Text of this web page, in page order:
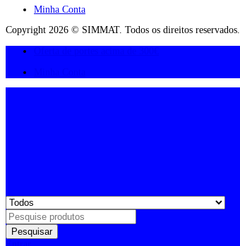
Minha Conta
Copyright 2026 © SIMMAT. Todos os direitos reservados.
Pesquisar